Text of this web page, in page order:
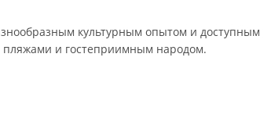
культурным опытом и
пляжами и гостеприимным народом.